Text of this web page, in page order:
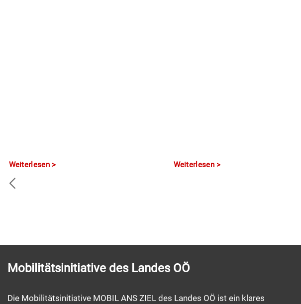
Weiterlesen Weiterlesen
Mobilitätsinitiative des Landes OÖ
Die Mobilitätsinitiative MOBIL ANS ZIEL des Landes OÖ ist ein klares